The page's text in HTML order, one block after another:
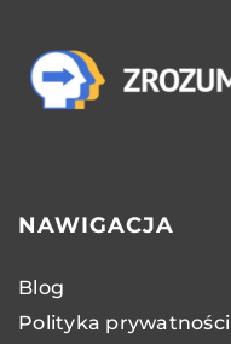
NAWIGACJA
Blog
Polityka prywatności